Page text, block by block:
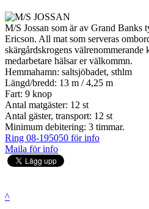
M/S Jossan som är av Grand Banks
Ericson. All mat som serveras
skärgårdskrogens välrenommerande
medarbetare hälsar er välkommn.
Hemmahamn: saltsjöbadet, sthlm
Längd/bredd: 13 m / 4,25 m
Fart: 9 knop
Antal matgäster: 12 st
Antal gäster, transport: 12 st
Minimum debitering: 3 timmar.
Ring 08-195050 för info
Maila för info
^